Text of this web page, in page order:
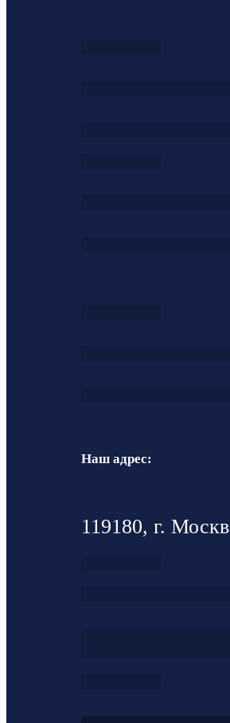
Наш адрес:
119180, г.